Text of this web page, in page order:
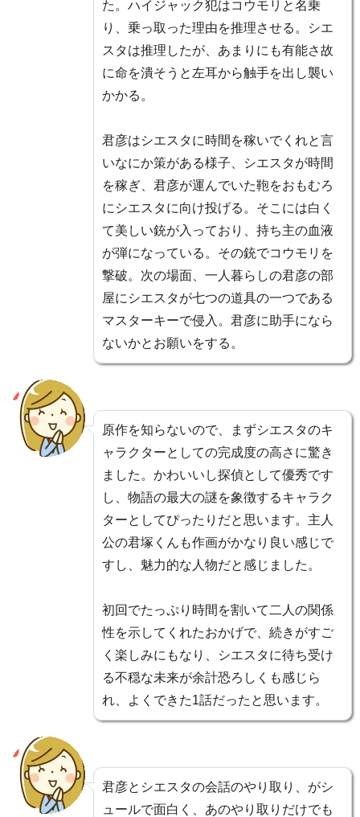
た。ハイジャック犯はコウモリと名乗
り、乗っ取った理由を推理させる。シエ
スタは推理したが、あまりにも有能さ故
に命を潰そうと左耳から触手を出し襲い
かかる。
君彦はシエスタに時間を稼いでくれと言
いなにか策がある様子、シエスタが時間
を稼ぎ、君彦が運んでいた鞄をおもむろ
にシエスタに向け投げる。そこには白く
て美しい銃が入っており、持ち主の血液
が弾になっている。その銃でコウモリを
撃破。次の場面、一人暮らしの君彦の部
屋にシエスタが七つの道具の一つである
マスターキーで侵入。君彦に助手になら
ないかとお願いをする。
原作を知らないので、まずシエスタのキ
ャラクターとしての完成度の高さに驚き
ました。かわいいし探偵として優秀です
し、物語の最大の謎を象徴するキャラク
ターとしてぴったりだと思います。主人
公の君塚くんも作画がかなり良い感じで
すし、魅力的な人物だと感じました。
初回でたっぷり時間を割いて二人の関係
性を示してくれたおかげで、続きがすご
く楽しみにもなり、シエスタに待ち受け
る不穏な未来が余計恐ろしくも感じら
れ、よくできた1話だったと思います。
君彦とシエスタの会話のやり取り、がシ
ュールで面白く、あのやり取りだけでも